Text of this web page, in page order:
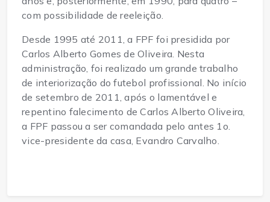
com possibilidade de reeleição.
Desde 1995 até 2011, a FPF foi presidida por
Carlos Alberto Gomes de Oliveira. Nesta
administração, foi realizado um grande trabalho
de interiorização do futebol profissional. No início
de setembro de 2011, após o lamentável e
repentino falecimento de Carlos Alberto Oliveira,
a FPF passou a ser comandada pelo antes 1o.
vice-presidente da casa, Evandro Carvalho.